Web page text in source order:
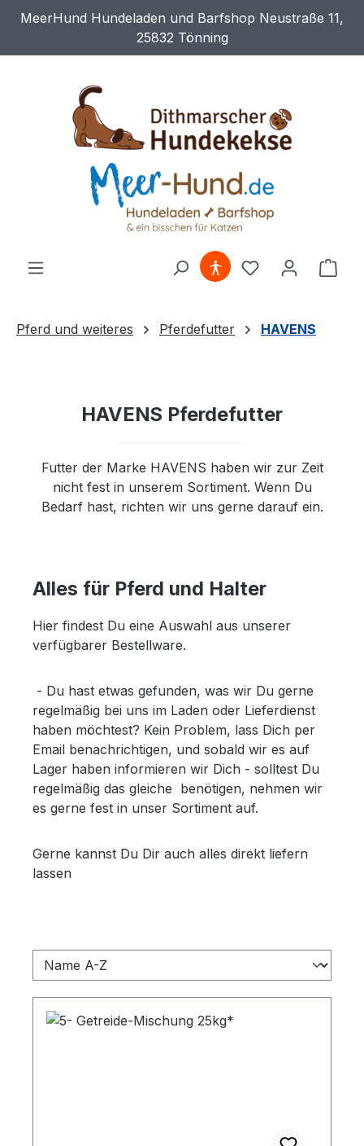
Zum Hauptinhalt springen
MeerHund Hundeladen und Barfshop Neustraße 11,
25832 Tönning
Du hast 0
Pferd und weiteres Pferdefutter HAVENS
HAVENS Pferdefutter
Futter der Marke HAVENS haben wir zur Zeit
nicht fest in unserem Sortiment. Wenn Du
Bedarf hast, richten wir uns gerne darauf ein.
Alles für Pferd und Halter
Hier findest Du eine Auswahl aus unserer
verfügbarer Bestellware.
- Du hast etwas gefunden, was wir Du gerne
regelmäßig bei uns im Laden oder Lieferdienst
haben möchtest? Kein Problem, lass Dich per
Email benachrichtigen, und sobald wir es auf
Lager haben informieren wir Dich - solltest Du
regelmäßig das gleiche benötigen, nehmen wir
es gerne fest in unser Sortiment auf.
Gerne kannst Du Dir auch alles direkt liefern
lassen